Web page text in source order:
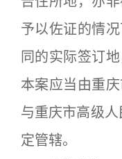
予以佐证的情
同的实际签订
本案应当由重
与重庆市高级
定管辖。